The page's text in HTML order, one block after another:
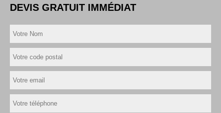
DEVIS GRATUIT IMMÉDIAT